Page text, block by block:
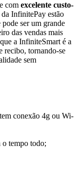
com excelente custo-
da InfinitePay estão
ser um grande
das vendas mais
a InfiniteSmart é a
recibo, tornando-se
sem
conexão 4g ou Wi-
o tempo todo;